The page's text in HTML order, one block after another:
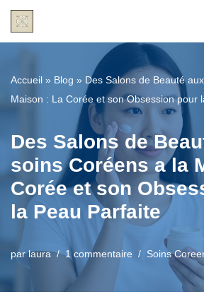
contenu
Accueil » Blog » Des Salons de Beauté
Maison : La Corée et son Obsession pour
Des Salons de
soins Coréens a la
Corée et son
la Peau Parfaite
parlaura 1 commentaire Soins